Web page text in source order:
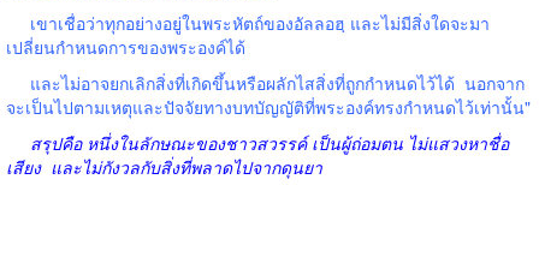
เขาเชื่อว่าทุกอย่างอยู่ในพระหัตถ์ของอัลลอฮฺ และไม่มีสิ่งใดจะมา
เปลี่ยนกำหนดการของพระองค์ได้
และไม่อาจยกเลิกสิ่งที่เกิดขึ้นหรือผลักไสสิ่งที่ถูกกำหนดไว้ได้ นอกจาก
จะเป็นไปตามเหตุและปัจจัยทางบทบัญญัติที่พระองค์ทรงกำหนดไว้เท่านั้น"
สรุปคือ หนึ่งในลักษณะของชาวสวรรค์ เป็นผู้ถ่อมตน ไม่แสวงหาชื่อ
เสียง และไม่กังวลกับสิ่งที่พลาดไปจากดุนยา